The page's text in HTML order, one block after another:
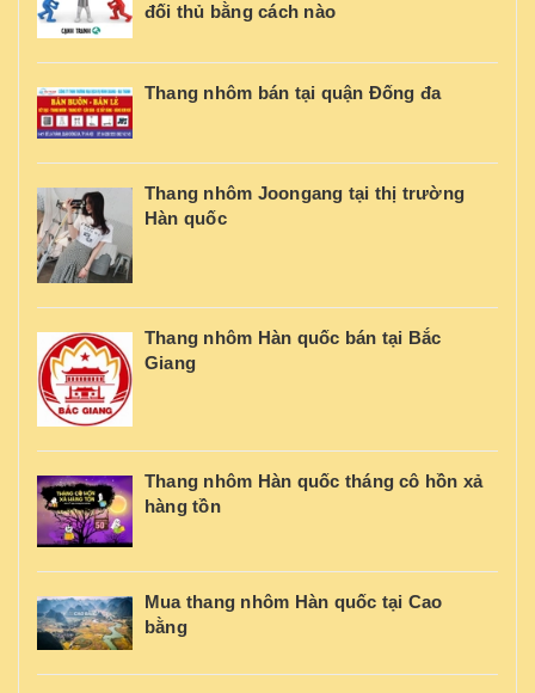
đối thủ bằng cách nào
Thang nhôm bán tại quận Đống đa
Thang nhôm Joongang tại thị trường
Hàn quốc
Thang nhôm Hàn quốc bán tại Bắc
Giang
Thang nhôm Hàn quốc tháng cô hồn xả
hàng tồn
Mua thang nhôm Hàn quốc tại Cao
bằng